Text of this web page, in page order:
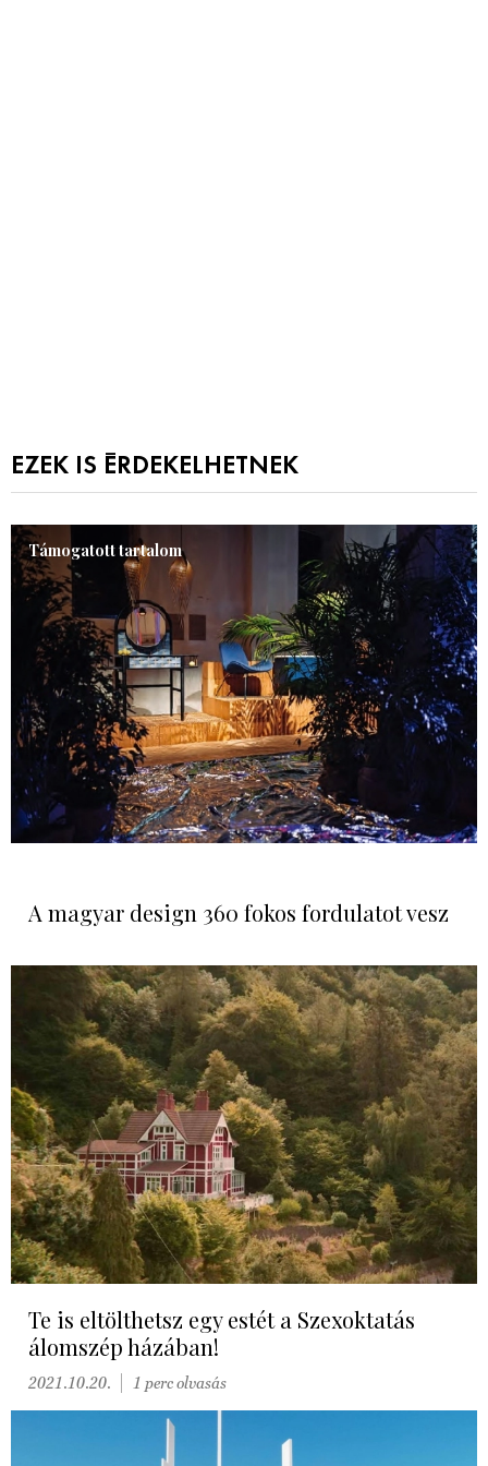
EZEK IS ÉRDEKELHETNEK
Támogatott tartalom
A magyar design 360 fokos fordulatot vesz
Te is eltölthetsz egy estét a Szexoktatás
álomszép házában!
2021.10.20. 1 perc olvasás